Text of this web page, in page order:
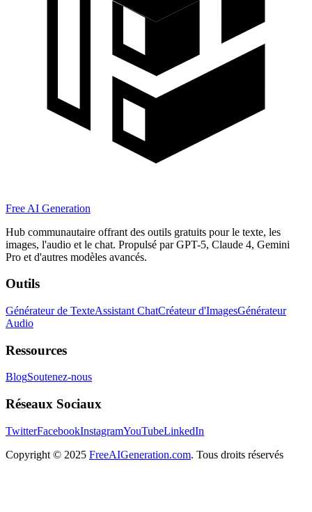
Free AI Generation
Hub communautaire offrant des outils gratuits pour le texte, les
images, l'audio et le chat. Propulsé par GPT-5, Claude 4, Gemini
Pro et d'autres modèles avancés.
Outils
Générateur de TexteAssistant ChatCréateur d'ImagesGénérateur
Audio
Ressources
BlogSoutenez-nous
Réseaux Sociaux
TwitterFacebookInstagramYouTubeLinkedIn
Copyright © 2025 FreeAIGeneration.com. Tous droits réservés